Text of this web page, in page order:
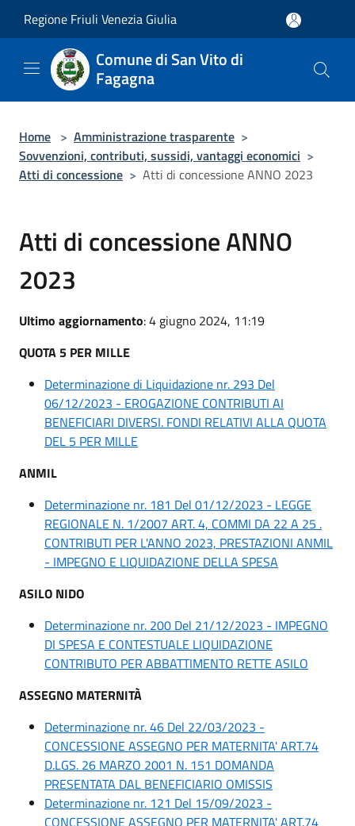
Regione Friuli Venezia Giulia
Comune di San Vito di
Fagagna
Home > Amministrazione trasparente >
Sovvenzioni, contributi, sussidi, vantaggi economici >
Atti di concessione > Atti di concessione ANNO 2023
Atti di concessione ANNO
2023
Ultimo aggiornamento: 4 giugno 2024, 11:19
QUOTA 5 PER MILLE
Determinazione di Liquidazione nr. 293 Del
06/12/2023 - EROGAZIONE CONTRIBUTI AI
BENEFICIARI DIVERSI. FONDI RELATIVI ALLA QUOTA
DEL 5 PER MILLE
ANMIL
Determinazione nr. 181 Del 01/12/2023 - LEGGE
REGIONALE N. 1/2007 ART. 4, COMMI DA 22 A 25 .
CONTRIBUTI PER L'ANNO 2023, PRESTAZIONI ANMIL
- IMPEGNO E LIQUIDAZIONE DELLA SPESA
ASILO NIDO
Determinazione nr. 200 Del 21/12/2023 - IMPEGNO
DI SPESA E CONTESTUALE LIQUIDAZIONE
CONTRIBUTO PER ABBATTIMENTO RETTE ASILO
ASSEGNO MATERNITÀ
Determinazione nr. 46 Del 22/03/2023 -
CONCESSIONE ASSEGNO PER MATERNITA' ART.74
D.LGS. 26 MARZO 2001 N. 151 DOMANDA
PRESENTATA DAL BENEFICIARIO OMISSIS
Determinazione nr. 121 Del 15/09/2023 -
CONCESSIONE ASSEGNO PER MATERNITA' ART.74